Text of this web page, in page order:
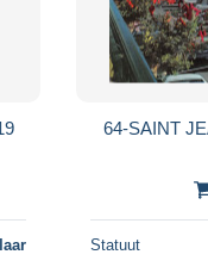
64-SAINT
Statuut